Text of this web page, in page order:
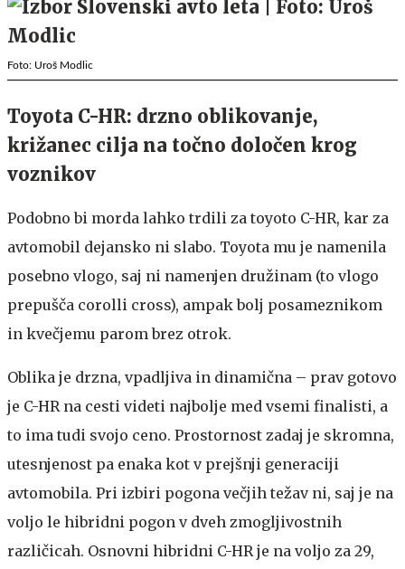
Foto: Uroš Modlic
Toyota C-HR: drzno oblikovanje,
križanec cilja na točno določen krog
voznikov
Podobno bi morda lahko trdili za toyoto C-HR, kar za
avtomobil dejansko ni slabo. Toyota mu je namenila
posebno vlogo, saj ni namenjen družinam (to vlogo
prepušča corolli cross), ampak bolj posameznikom
in kvečjemu parom brez otrok.
Oblika je drzna, vpadljiva in dinamična – prav gotovo
je C-HR na cesti videti najbolje med vsemi finalisti, a
to ima tudi svojo ceno. Prostornost zadaj je skromna,
utesnjenost pa enaka kot v prejšnji generaciji
avtomobila. Pri izbiri pogona večjih težav ni, saj je na
voljo le hibridni pogon v dveh zmogljivostnih
različicah. Osnovni hibridni C-HR je na voljo za 29,